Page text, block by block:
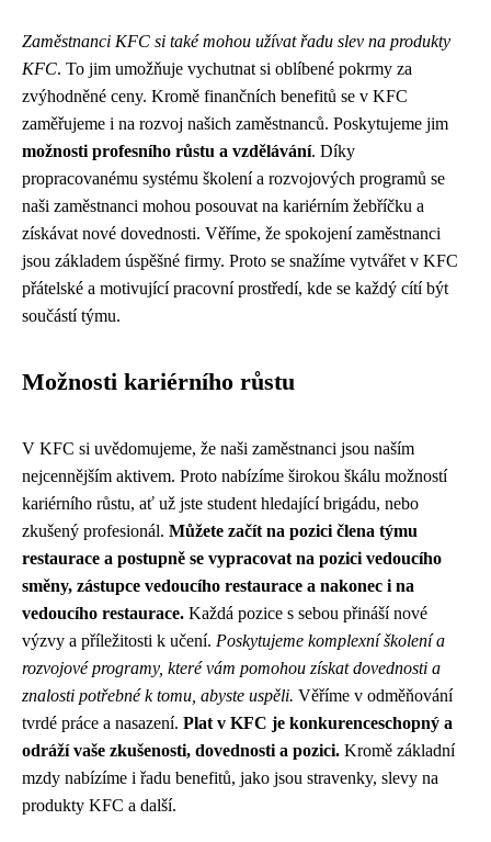
Zaměstnanci KFC si také mohou užívat řadu slev na produkty
KFC. To jim umožňuje vychutnat si oblíbené pokrmy za
zvýhodněné ceny. Kromě finančních benefitů se v KFC
zaměřujeme i na rozvoj našich zaměstnanců. Poskytujeme jim
možnosti profesního růstu a vzdělávání. Díky
propracovanému systému školení a rozvojových programů se
naši zaměstnanci mohou posouvat na kariérním žebříčku a
získávat nové dovednosti. Věříme, že spokojení zaměstnanci
jsou základem úspěšné firmy. Proto se snažíme vytvářet v KFC
přátelské a motivující pracovní prostředí, kde se každý cítí být
součástí týmu.
Možnosti kariérního růstu
V KFC si uvědomujeme, že naši zaměstnanci jsou naším
nejcennějším aktivem. Proto nabízíme širokou škálu možností
kariérního růstu, ať už jste student hledající brigádu, nebo
zkušený profesionál. Můžete začít na pozici člena týmu
restaurace a postupně se vypracovat na pozici vedoucího
směny, zástupce vedoucího restaurace a nakonec i na
vedoucího restaurace. Každá pozice s sebou přináší nové
výzvy a příležitosti k učení. Poskytujeme komplexní školení a
rozvojové programy, které vám pomohou získat dovednosti a
znalosti potřebné k tomu, abyste uspěli. Věříme v odměňování
tvrdé práce a nasazení. Plat v KFC je konkurenceschopný a
odráží vaše zkušenosti, dovednosti a pozici. Kromě základní
mzdy nabízíme i řadu benefitů, jako jsou stravenky, slevy na
produkty KFC a další.